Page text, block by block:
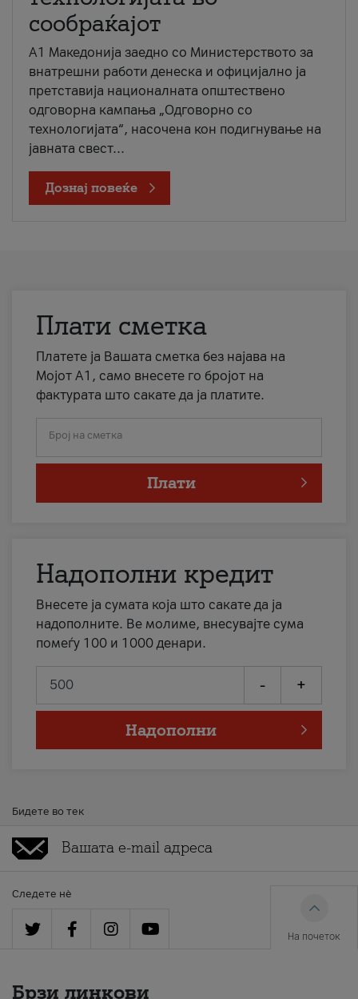
сообраќајот
A1 Македонија заедно со Министерството за
внатрешни работи денеска и официјално ја
претставија националната општествено
одговорна кампања „Одговорно со
технологијата“, насочена кон подигнување на
јавната свест...
Дознај повеќе
Плати сметка
Платете ја Вашата сметка без најава на
Мојот А1, само внесете го бројот на
фактурата што сакате да ја платите.
Број на сметка
Плати
Надополни кредит
Внесете ја сумата која што сакате да ја
надополните. Ве молиме, внесувајте сума
помеѓу 100 и 1000 денари.
- +
Надополни
Бидете во тек
Следете нè
На почеток
Брзи линкови